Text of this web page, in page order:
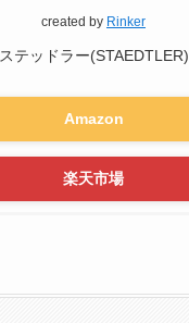
created by Rinker
ステッドラー(STAEDTLER)
Amazon
楽天市場